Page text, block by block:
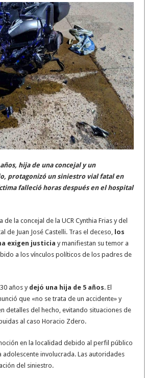
hija de una concejal y un
protagonizó un siniestro vial fatal en
falleció horas después en el hospital
de la concejal de la UCR Cynthia Frias y del
de Juan José Castelli. Tras el deceso,
los
exigen justicia y manifiestan su temor a
a los vínculos políticos de los padres de
años y dejó una hija de 5 años. El
que «no se trata de un accidente» y
detalles del hecho, evitando situaciones de
al caso Horacio Zdero.
en la localidad debido al perfil público
involucrada. Las autoridades
del siniestro.